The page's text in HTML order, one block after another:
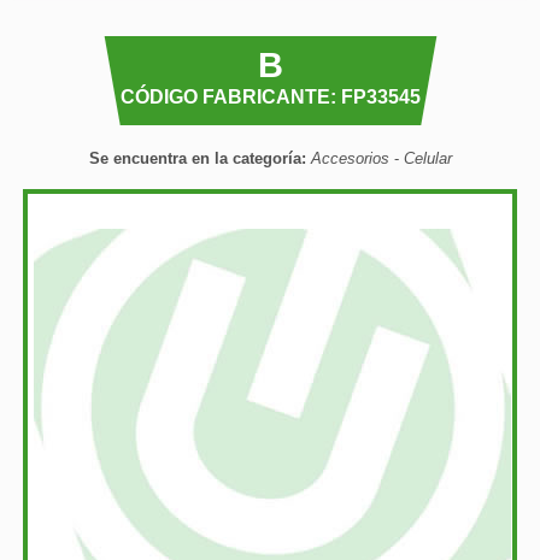
B
CÓDIGO FABRICANTE: FP33545
Se encuentra en la categoría: Accesorios - Celular